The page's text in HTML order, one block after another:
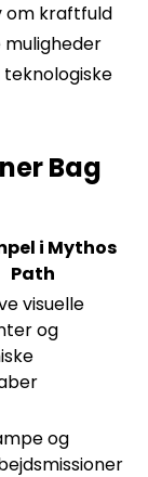
om kraftfuld
muligheder
Bag
i Mythos
Path
visuelle
og
og